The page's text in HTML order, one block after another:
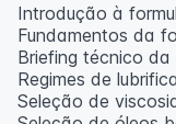
Introdução à
Fundamentos da
Briefing técnico
Regimes de
Seleção de